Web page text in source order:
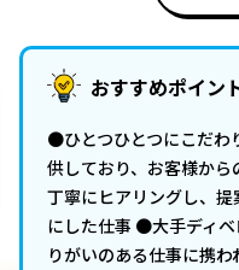
おすすめポイン
●ひとつひとつにこだわ
供しており、お客様か
丁寧にヒアリングし、
にした仕事 ●大手ディ
りがいのある仕事に携